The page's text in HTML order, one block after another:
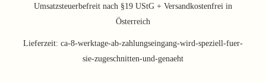
Umsatzsteuerbefreit nach §19 UStG + Versandkostenfrei in
Österreich
Lieferzeit: ca-8-werktage-ab-zahlungseingang-wird-speziell-fuer-
sie-zugeschnitten-und-genaeht